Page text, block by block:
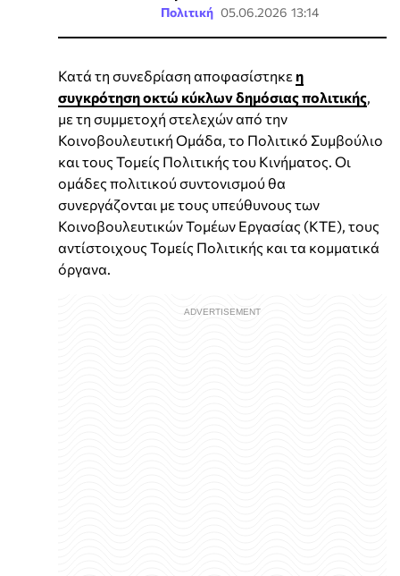
Πολιτική 05.06.2026 13:14
Κατά τη συνεδρίαση αποφασίστηκε η
συγκρότηση οκτώ κύκλων δημόσιας πολιτικής
με τη συμμετοχή στελεχών από την
Κοινοβουλευτική Ομάδα, το Πολιτικό Συμβούλιο
και τους Τομείς Πολιτικής του Κινήματος. Οι
ομάδες πολιτικού συντονισμού θα
συνεργάζονται με τους υπεύθυνους των
Κοινοβουλευτικών Τομέων Εργασίας (ΚΤΕ), τους
αντίστοιχους Τομείς Πολιτικής και τα κομματικά
όργανα.